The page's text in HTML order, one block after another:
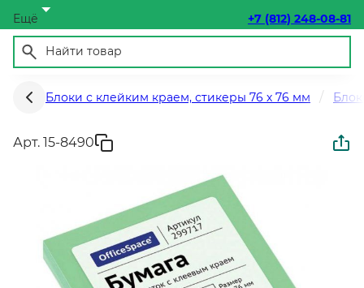
Ещё +7 (812) 248-08-81
Блоки с клейким краем, стикеры 76 х 76 мм
Арт. 15-8490